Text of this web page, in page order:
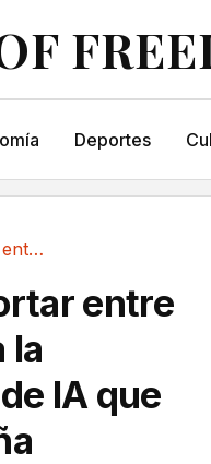
Deportes
El Gobierno prevé aportar entre 600 y 800...
entre
la
IA que